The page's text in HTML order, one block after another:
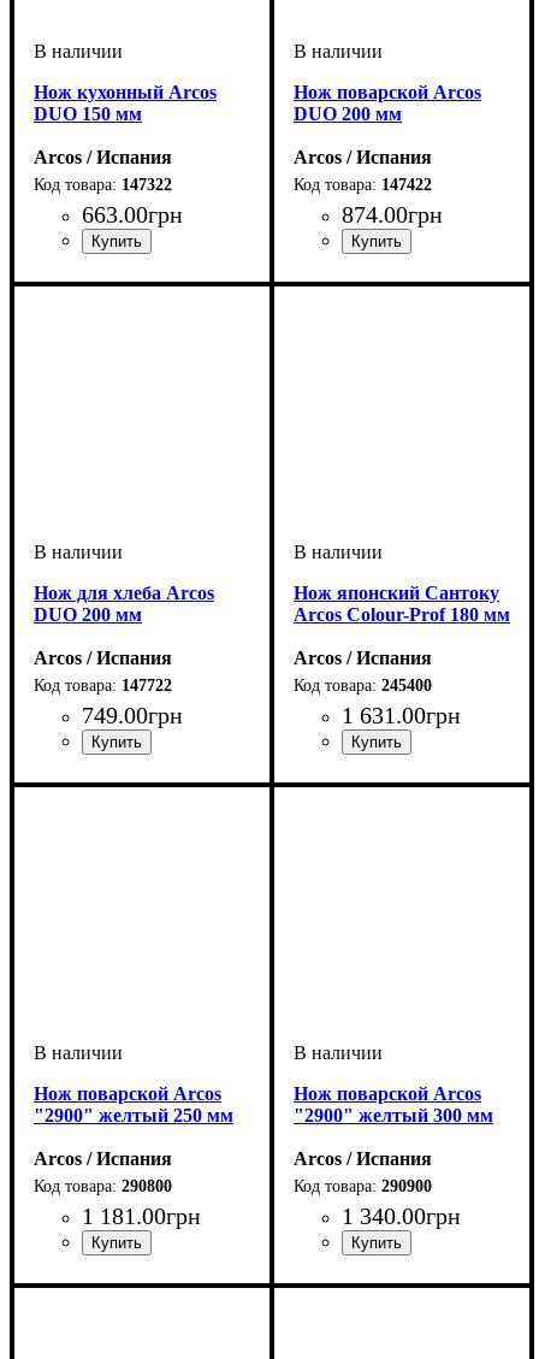
Нож кухонный Arcos
DUO 150 мм
Arcos / Испания
147322
663.00грн
Нож поварской Arcos
DUO 200 мм
Arcos / Испания
147422
874.00грн
Нож для хлеба Arcos
DUO 200 мм
Arcos / Испания
147722
749.00грн
Нож японский Сантоку
Arcos Сolour-Prof 180 мм
Arcos / Испания
245400
1 631.00грн
Нож поварской Arcos
"2900" желтый 250 мм
Arcos / Испания
290800
1 181.00грн
Нож поварской Arcos
"2900" желтый 300 мм
Arcos / Испания
290900
1 340.00грн